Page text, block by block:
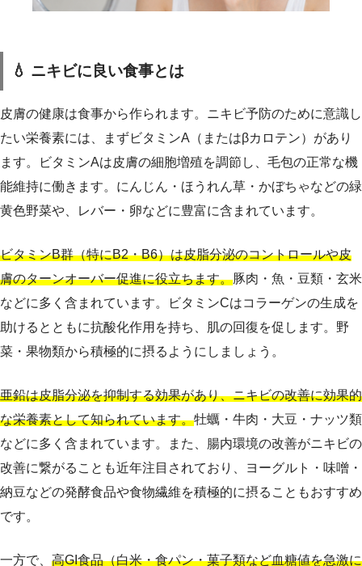
💧 ニキビに良い食事とは
皮膚の健康は食事から作られます。ニキビ予防のために意識し
たい栄養素には、まずビタミンA（またはβカロテン）があり
ます。ビタミンAは皮膚の細胞増殖を調節し、毛包の正常な機
能維持に働きます。にんじん・ほうれん草・かぼちゃなどの緑
黄色野菜や、レバー・卵などに豊富に含まれています。
ビタミンB群（特にB2・B6）は皮脂分泌のコントロールや皮
膚のターンオーバー促進に役立ちます。豚肉・魚・豆類・玄米
などに多く含まれています。ビタミンCはコラーゲンの生成を
助けるとともに抗酸化作用を持ち、肌の回復を促します。野
菜・果物類から積極的に摂るようにしましょう。
亜鉛は皮脂分泌を抑制する効果があり、ニキビの改善に効果的
な栄養素として知られています。牡蠣・牛肉・大豆・ナッツ類
などに多く含まれています。また、腸内環境の改善がニキビの
改善に繋がることも近年注目されており、ヨーグルト・味噌・
納豆などの発酵食品や食物繊維を積極的に摂ることもおすすめ
です。
一方で、 高GI食品（白米・食パン・菓子類など血糖値を急激に